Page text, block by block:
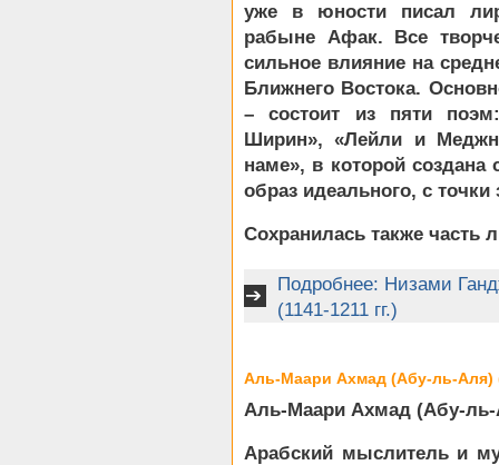
уже в юности писал
рабыне Афак. Все
сильное влияние на
Ближнего Востока.
– состоит из пяти
Ширин», «Лейли и
наме», в которой создана
образ идеального, с точки
Сохранилась также часть
Подробнее: Низами
(1141-1211 гг.)
Аль-Маари Ахмад (Абу-ль-Аля)
Аль-Маари Ахмад (Абу-ль-
Арабский мыслитель и